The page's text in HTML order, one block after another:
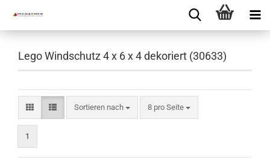
Lego Windschutz 4 x 6 x 4 dekoriert (30633)
Sortieren nach 8 pro Seite
1